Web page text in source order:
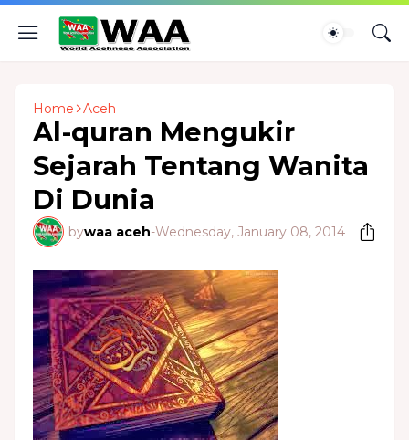
Home Aceh
Al-quran Mengukir
Sejarah Tentang Wanita
Di Dunia
bywaa aceh-Wednesday, January 08, 2014